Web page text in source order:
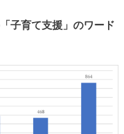
子育て支援」のワード